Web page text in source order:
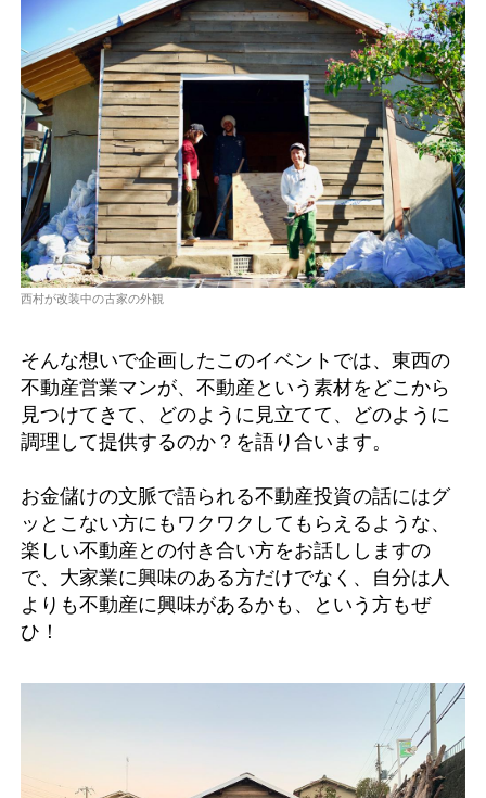
西村が改装中の古家の外観
そんな想いで企画したこのイベントでは、東西の
不動産営業マンが、不動産という素材をどこから
見つけてきて、どのように見立てて、どのように
調理して提供するのか？を語り合います。
お金儲けの文脈で語られる不動産投資の話にはグ
ッとこない方にもワクワクしてもらえるような、
楽しい不動産との付き合い方をお話ししますの
で、大家業に興味のある方だけでなく、自分は人
よりも不動産に興味があるかも、という方もぜ
ひ！